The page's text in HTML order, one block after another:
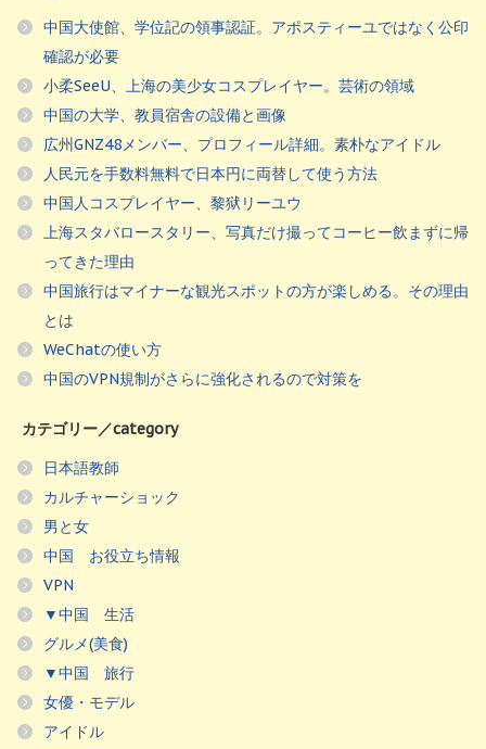
中国大使館、学位記の領事認証。アポスティーユではなく公印
確認が必要
小柔SeeU、上海の美少女コスプレイヤー。芸術の領域
中国の大学、教員宿舎の設備と画像
広州GNZ48メンバー、プロフィール詳細。素朴なアイドル
人民元を手数料無料で日本円に両替して使う方法
中国人コスプレイヤー、黎狱リーユウ
上海スタバロースタリー、写真だけ撮ってコーヒー飲まずに帰
ってきた理由
中国旅行はマイナーな観光スポットの方が楽しめる。その理由
とは
WeChatの使い方
中国のVPN規制がさらに強化されるので対策を
カテゴリー／category
日本語教師
カルチャーショック
男と女
中国 お役立ち情報
VPN
▼中国 生活
グルメ(美食)
▼中国 旅行
女優・モデル
アイドル